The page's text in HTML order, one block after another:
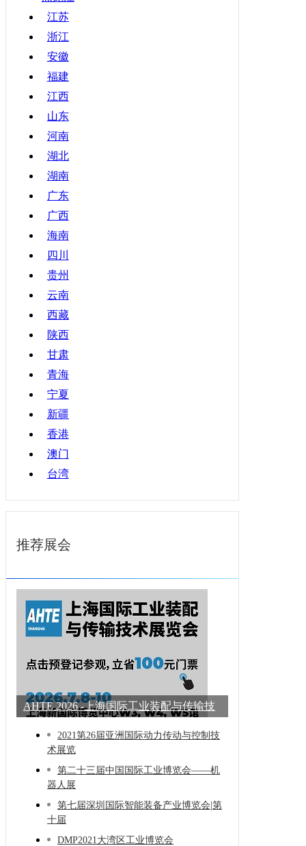
甘肃
青海
宁夏
新疆
香港
澳门
台湾
江苏
浙江
安徽
福建
江西
山东
河南
湖北
湖南
广东
广西
海南
四川
贵州
云南
西藏
陕西
甘肃
青海
宁夏
新疆
香港
澳门
台湾
推荐展会
AHTE 2026 -上海国际工业装配与传输技
2021第26届亚洲国际动力传动与控制技
术展览
第二十三届中国国际工业博览会——机
器人展
第七届深圳国际智能装备产业博览会|第
十届
DMP2021大湾区工业博览会